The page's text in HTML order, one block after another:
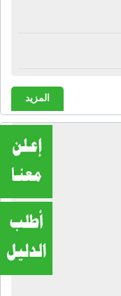
المزيد
والحلول
- خدمات